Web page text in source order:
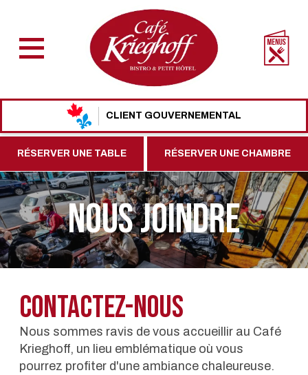
RÉSERVER UNE TABLE
CLIENT GOUVERNEMENTAL
RÉSERVER UNE CHAMBRE
Nous joindre
Contactez-nous
Nous sommes ravis de vous accueillir au Café
Krieghoff, un lieu emblématique où vous
pourrez profiter d'une ambiance chaleureuse.